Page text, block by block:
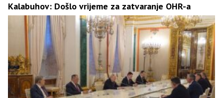
Kalabuhov: Došlo vrijeme za zatvaranje OHR-a